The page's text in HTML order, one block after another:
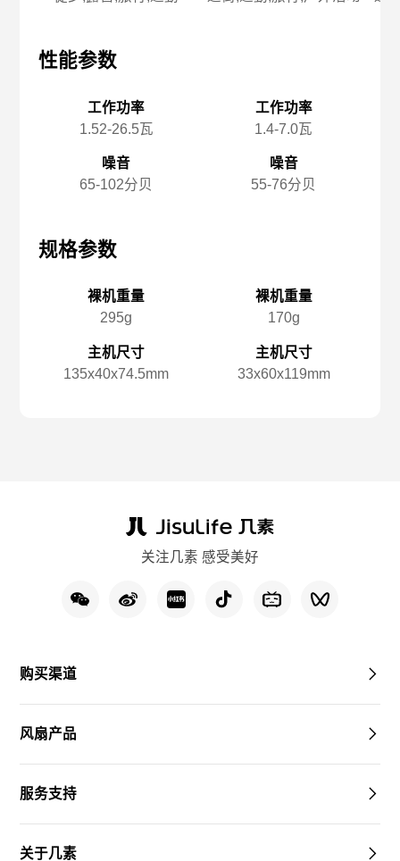
性能参数
工作功率
1.52-26.5瓦
噪音
65-102分贝
规格参数
裸机重量
295g
主机尺寸
135x️40x️74.5mm
工作功率
1.4-7.0瓦
噪音
55-76分贝
裸机重量
170g
主机尺寸
33x️60x️119mm
关注几素 感受美好
购买渠道
风扇产品
服务支持
关于几素